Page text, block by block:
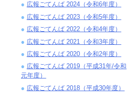
広報ごてんば 2024（令和6年度）
広報ごてんば 2023（令和5年度）
広報ごてんば 2022（令和4年度）
広報ごてんば 2021（令和3年度）
広報ごてんば 2020（令和2年度）
広報ごてんば 2019（平成31年/令和
元年度）
広報ごてんば 2018（平成30年度）